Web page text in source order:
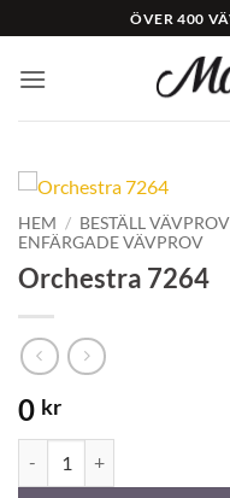
to
content
ÖVER 400
HEM / BESTÄLL VÄVPROV
ENFÄRGADE VÄVPROV
Orchestra 7264
0 kr